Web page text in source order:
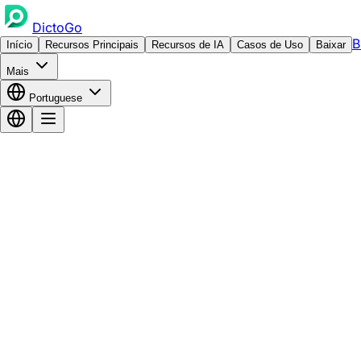
DictoGo
Início Recursos Principais Recursos de IA Casos de Uso Baixar
Mais
Portuguese